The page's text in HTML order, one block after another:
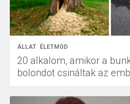
ÁLLAT ÉLETMÓD
20 alkalom, amikor a
bolondot csináltak az